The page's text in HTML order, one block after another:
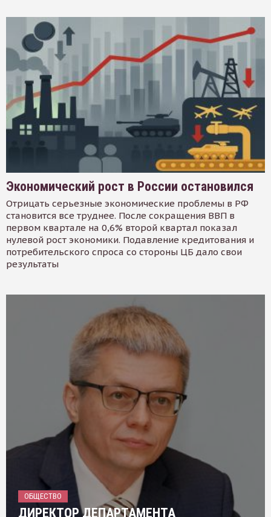
Экономический рост в России остановился
Отрицать серьезные экономические проблемы в РФ
становится все труднее. После сокращения ВВП в
первом квартале на 0,6% второй квартал показал
нулевой рост экономики. Подавление кредитования и
потребительского спроса со стороны ЦБ дало свои
результаты
ОБЩЕСТВО
ДИРЕКТОР ДЕПАРТАМЕНТА